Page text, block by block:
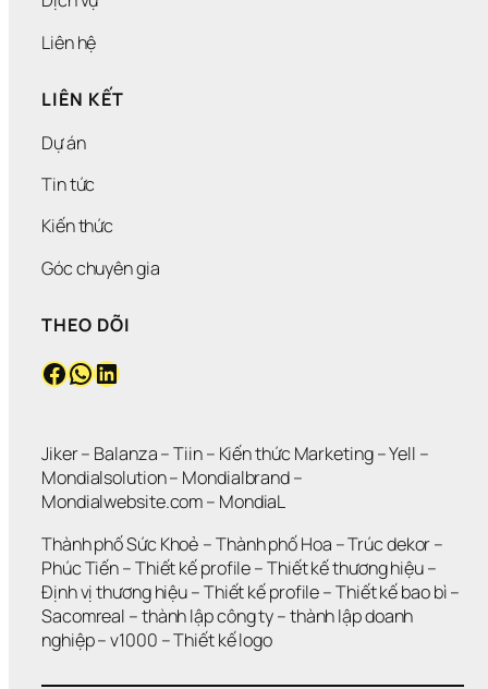
Liên hệ
LIÊN KẾT
Dự án
Tin tức
Kiến thức
Góc chuyên gia
THEO DÕI
Facebook WhatsApp LinkedIn
Jiker – Balanza – Tiin – Kiến thức Marketing – Yell
Mondialsolution – Mondialbrand
Mondialwebsite.com – MondiaL
Thành phố Sức Khoẻ – Thành phố Hoa – Trúc dekor
Phúc Tiến – Thiết kế profile – Thiết kế thương hiệu
Định vị thương hiệu – Thiết kế profile – Thiết kế bao bì
Sacomreal – thành lập công ty – thành lập doanh
nghiệp – v1000 – Thiết kế logo